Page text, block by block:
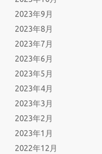
2023年9月
2023年8月
2023年7月
2023年6月
2023年5月
2023年4月
2023年3月
2023年2月
2023年1月
2022年12月